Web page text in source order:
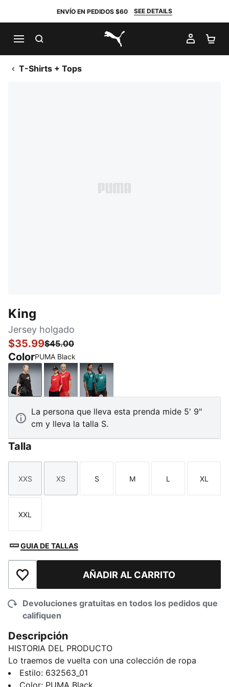
ENVÍO EN PEDIDOS $60 SEE DETAILS
PUMA.com
MI
T-Shirts + Tops
King
Jersey holgado
$35.99$45.00
ColorPUMA Black
PUMA BlackFor All Time Red
Emerald Ice
La persona que lleva esta prenda mide 5' 9"
cm y lleva la talla S.
Talla
Talla
XXS
Talla
XS
Talla
S
Talla
M
Talla
L
Talla
XL
Talla
XXL
GUIA DE TALLAS
Añadir a la lista de deseosAÑADIR AL CARRITO
Devoluciones gratuitas en todos los pedidos que
califiquen
Descripción
HISTORIA DEL PRODUCTO
Lo traemos de vuelta con una colección de ropa
centrada en un ícono del futbol: King Indoor. A
principios de los 2000, estos tenis representaban la
Estilo: 632563_01
Color: PUMA Black